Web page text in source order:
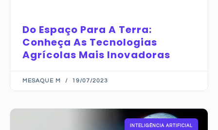
Do Espaço Para A Terra:
Conheça As Tecnologias
Agrícolas Mais Inovadoras
MESAQUE M 19/07/2023
INTELIGÊNCIA ARTIFICIAL